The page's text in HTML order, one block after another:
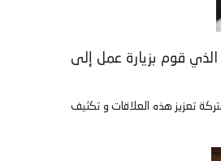
الذي قوم بزيارة عمل إلى
تعزيز هذه العلاقات و تكثيف